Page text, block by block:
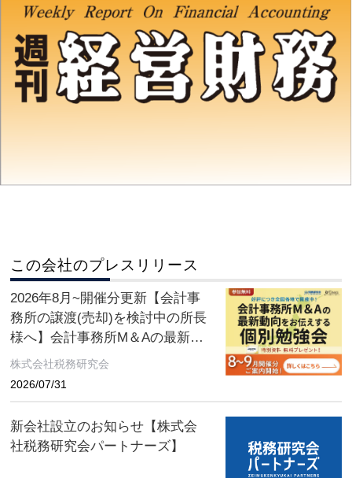
この会社のプレスリリース
2026年8月~開催分更新【会計事
務所の譲渡(売却)を検討中の所長
様へ】会計事務所M＆Aの最新動
向をお伝えする無料個別勉強会
地で開催中！～
株式会社税務研究会
2026/07/31
新会社設立のお知らせ【株式会
社税務研究会パートナーズ】